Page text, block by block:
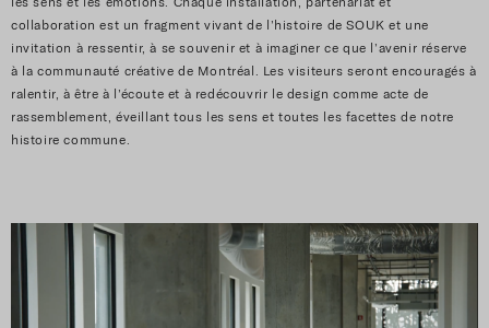
collaboration est un fragment vivant de l’histoire de SOUK et une
invitation à ressentir, à se souvenir et à imaginer ce que l’avenir réserve
à la communauté créative de Montréal. Les visiteurs seront encouragés à
ralentir, à être à l’écoute et à redécouvrir le design comme acte de
rassemblement, éveillant tous les sens et toutes les facettes de notre
histoire commune.